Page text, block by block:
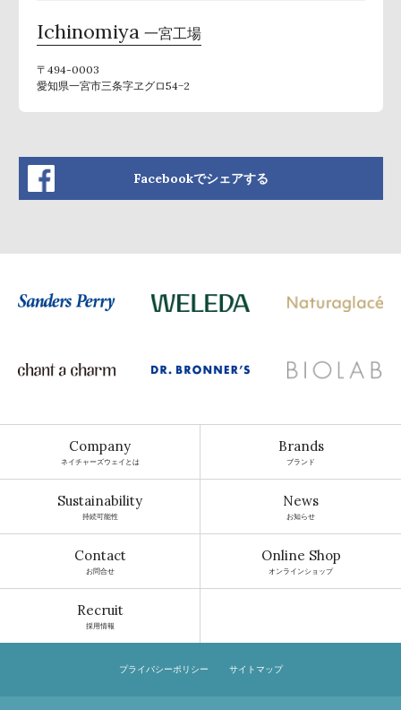
Ichinomiya 一宮工場
〒494-0003
愛知県一宮市三条字ヱグロ54−2
Facebookでシェアする
Company
ネイチャーズウェイとは
Brands
ブランド
Sustainability
持続可能性
News
お知らせ
Contact
お問合せ
Online Shop
オンラインショップ
Recruit
採用情報
プライバシーポリシー サイトマップ